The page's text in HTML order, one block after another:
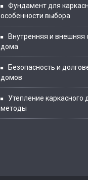
Фундамент для
особенности выбора
Внутренняя и внешняя
дома
Безопасность и
домов
Утепление каркасного
методы